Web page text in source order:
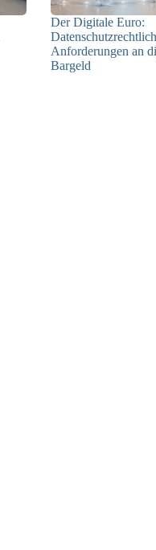
Der Digitale Euro:
Anforderungen an
Bargeld